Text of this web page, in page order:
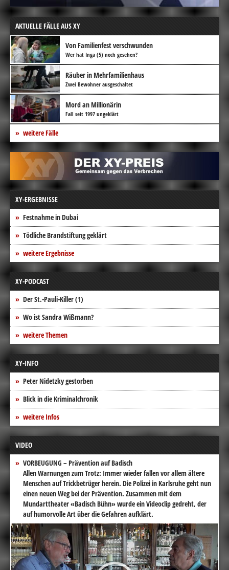
AKTUELLE FÄLLE AUS XY
Von Familienfest verschwunden
Wer hat Inga (5) noch gesehen?
Räuber in Mehrfamilienhaus
Zwei Bewohner ausgeschaltet
Mord an Millionärin
Fall seit 1997 ungeklärt
weitere Fälle
XY-ERGEBNISSE
Festnahme in Dubai
Tödliche Brandstiftung geklärt
weitere Ergebnisse
XY-PODCAST
Der St.-Pauli-Killer (1)
Wo ist Sandra Wißmann?
weitere Themen
XY-INFO
Peter Nidetzky gestorben
Blick in die Kriminalchronik
weitere Infos
VIDEO
VORBEUGUNG – Prävention auf Badisch
Allen Warnungen zum Trotz: Immer wieder fallen vor allem ältere
Menschen auf Trickbetrüger herein. Die Polizei in Karlsruhe geht nun
einen neuen Weg bei der Prävention. Zusammen mit dem
Mundarttheater «Badisch Bühn» wurde ein Videoclip gedreht, der
auf humorvolle Art über die Gefahren aufklärt.
Video-
Player